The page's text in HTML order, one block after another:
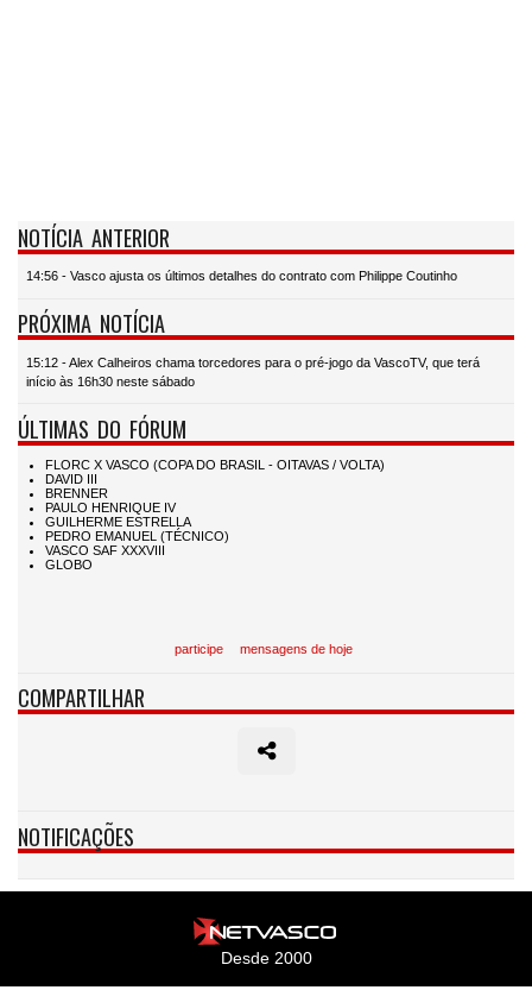
NOTÍCIA ANTERIOR
14:56 - Vasco ajusta os últimos detalhes do contrato com Philippe Coutinho
PRÓXIMA NOTÍCIA
15:12 - Alex Calheiros chama torcedores para o pré-jogo da VascoTV, que terá
início às 16h30 neste sábado
ÚLTIMAS DO FÓRUM
participe mensagens de hoje
COMPARTILHAR
NOTIFICAÇÕES
Desde 2000